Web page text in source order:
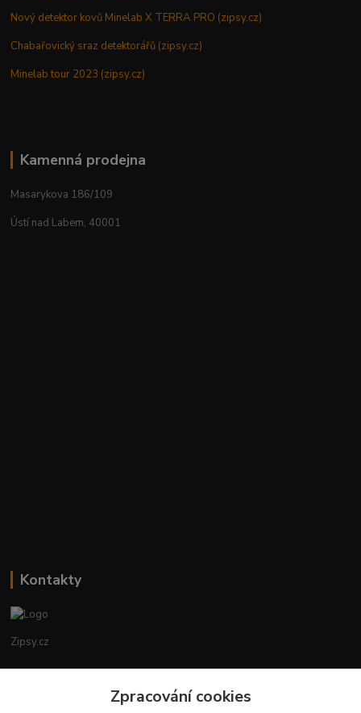
Nový detektor kovů Minelab X TERRA PRO (zipsy.cz)
Chabařovický sraz detektorářů (zipsy.cz)
Minelab tour 2023 (zipsy.cz)
Kamenná prodejna
Masarykova 186/109
Ústí nad Labem, 40001
Kontakty
Zipsy.cz
+420774877333
Zpracování cookies